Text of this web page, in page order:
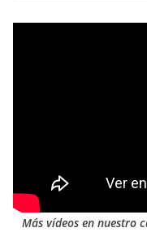
Más vídeos en nuestro